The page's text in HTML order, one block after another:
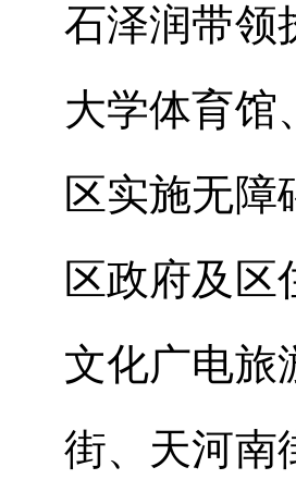
石泽润带领
大学体育馆
区实施无障
区政府及区
文化广电旅
街、天河南